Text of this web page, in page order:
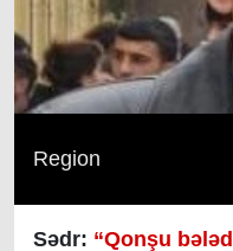
Region
Sədr: “Qonşu